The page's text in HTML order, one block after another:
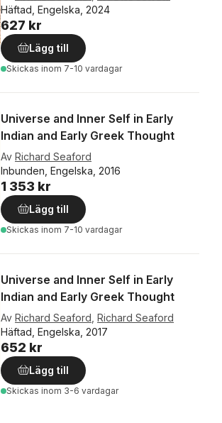
Häftad, Engelska, 2024
627 kr
Lägg till
Skickas inom 7-10 vardagar
Universe and Inner Self in Early
Indian and Early Greek Thought
Av Richard Seaford
Inbunden, Engelska, 2016
1 353 kr
Lägg till
Skickas inom 7-10 vardagar
Universe and Inner Self in Early
Indian and Early Greek Thought
Av Richard Seaford Richard Seaford
Häftad, Engelska, 2017
652 kr
Lägg till
Skickas inom 3-6 vardagar